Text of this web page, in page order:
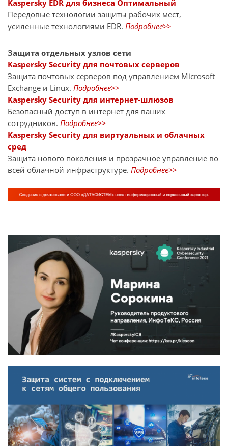
Kaspersky EDR для бизнеса Оптимальный
Передовые технологии защиты рабочих мест,
усиленные технологиями EDR. Подробнее>>
Защита отдельных узлов сети
Kaspersky Security для почтовых серверов
Защита почтовых серверов под управлением Microsoft
Exchange и Linux. Подробнее>>
Kaspersky Security для интернет-шлюзов
Безопасный доступ в интернет для ваших
сотрудников. Подробнее>>
Kaspersky Security для виртуальных и облачных
сред
Защита нового поколения и прозрачное управление во
всей облачной инфраструктуре. Подробнее>>